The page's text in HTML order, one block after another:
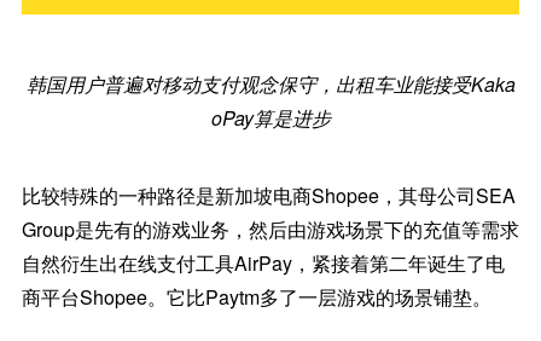
韩国用户普遍对移动支付观念保守，出租车业能接受Kaka
oPay算是进步
比较特殊的一种路径是新加坡电商Shopee，其母公司SEA
Group是先有的游戏业务，然后由游戏场景下的充值等需求
自然衍生出在线支付工具AirPay，紧接着第二年诞生了电
商平台Shopee。它比Paytm多了一层游戏的场景铺垫。